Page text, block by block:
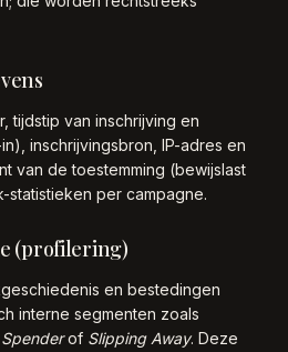
tijdstip van inschrijving en
inschrijvingsbron, IP-adres en
van de toestemming (bewijslast
statistieken per campagne.
(profilering)
en bestedingen
interne segmenten zoals
of Slipping Away. Deze